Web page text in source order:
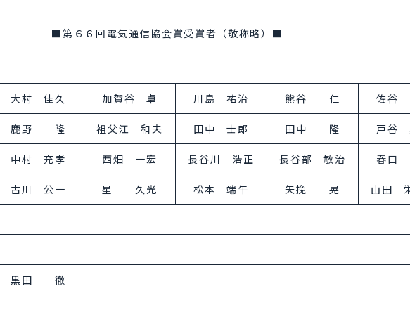
■第６６回電気通信協会賞受賞者（敬称略）■
大村 佳久 加賀谷 卓 川島 祐治 熊谷 仁 佐
鹿野 隆 祖父江 和夫 田中 士郎 田中 隆 戸谷
中村 充孝 西畑 一宏 長谷川 浩正 長谷部 敏治 春
古川 公一 星 久光 松本 端午 矢挽 晃 山田
黒田 徹